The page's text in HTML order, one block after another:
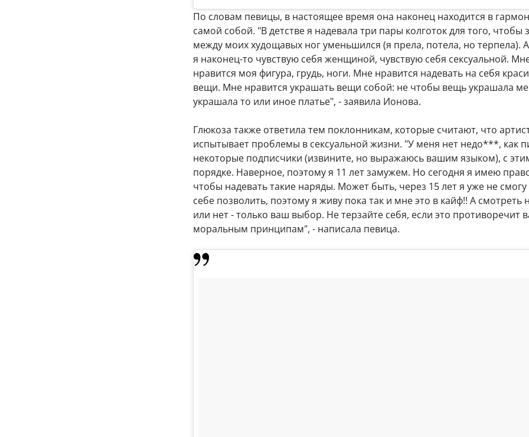
По словам певицы, в настоящее время она наконец находится в
самой собой. "В детстве я надевала три пары колготок для того, чтобы
между моих худощавых ног уменьшился (я прела, потела, но терпела).
я наконец-то чувствую себя женщиной, чувствую себя сексуальной.
нравится моя фигура, грудь, ноги. Мне нравится надевать на себя
вещи. Мне нравится украшать вещи собой: не чтобы вещь украшала
украшала то или иное платье", - заявила Ионова.
Глюкоза также ответила тем поклонникам, которые считают, что
испытывает проблемы в сексуальной жизни. "У меня нет недо***, как
некоторые подписчики (извините, но выражаюсь вашим языком), с
порядке. Наверное, поэтому я 11 лет замужем. Но сегодня я имею
чтобы надевать такие наряды. Может быть, через 15 лет я уже не смогу
себе позволить, поэтому я живу пока так и мне это в кайф!! А смотреть
или нет - только ваш выбор. Не терзайте себя, если это противоречит
моральным принципам", - написала певица.